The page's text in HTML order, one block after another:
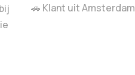
🚗 Klant uit Amsterdam